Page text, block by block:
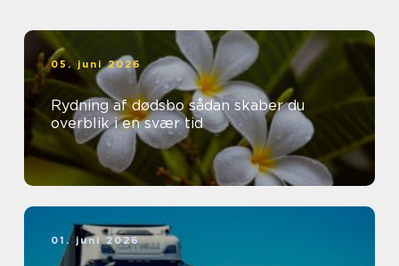
05. juni 2026
Rydning af dødsbo sådan skaber du
overblik i en svær tid
01. juni 2026